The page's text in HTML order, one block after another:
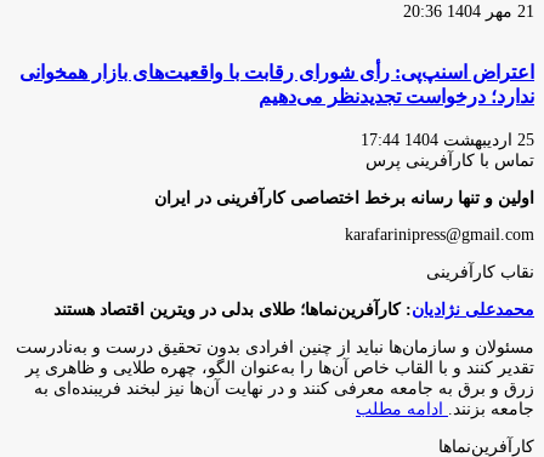
21 مهر 1404 20:36
اعتراض اسنپ‌پی: رأی شورای رقابت با واقعیت‌های بازار همخوانی
ندارد؛ درخواست تجدیدنظر می‌دهیم
25 اردیبهشت 1404 17:44
تماس با کارآفرینی پرس
اولین و تنها رسانه برخط اختصاصی کارآفرینی در ایران
karafarinipress@gmail.com
نقاب کارآفرینی
محمدعلی نژادیان: کارآفرین‌نماها؛ طلای بدلی در ویترین اقتصاد هستند
مسئولان و سازمان‌ها نباید از چنین افرادی بدون تحقیق درست و به‌نادرست
تقدیر کنند و با القاب خاص آ‌ن‌ها را به‌عنوان الگو، چهره طلایی و ظاهری پر
زرق و برق به جامعه معرفی کنند و در نهایت آن‌ها نیز لبخند فریبنده‌ای به
جامعه بزنند.
ادامه مطلب
کارآفرین‌نماها